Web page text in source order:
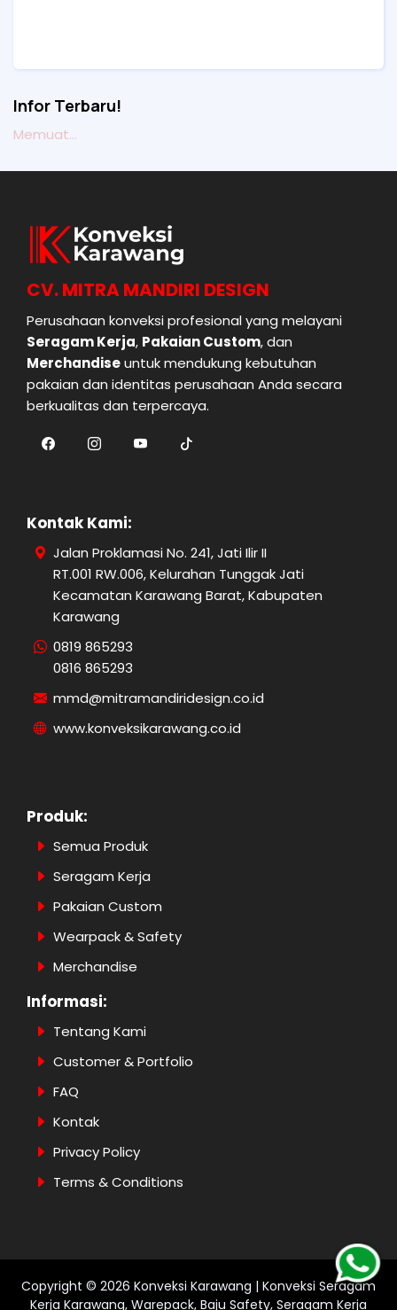
Infor Terbaru!
Memuat...
CV. MITRA MANDIRI DESIGN
Perusahaan konveksi profesional yang melayani
Seragam Kerja, Pakaian Custom, dan
Merchandiseuntuk mendukung kebutuhan
pakaian dan identitas perusahaan Anda secara
berkualitas dan terpercaya.
Kontak Kami:
Jalan Proklamasi No. 241, Jati Ilir II
RT.001 RW.006, Kelurahan Tunggak Jati
Kecamatan Karawang Barat, Kabupaten
Karawang
0819 865293
0816 865293
mmd@mitramandiridesign.co.id
www.konveksikarawang.co.id
Produk:
Semua Produk
Seragam Kerja
Pakaian Custom
Wearpack & Safety
Merchandise
Informasi:
Tentang Kami
Customer & Portfolio
FAQ
Kontak
Privacy Policy
Terms & Conditions
Copyright © 2026 Konveksi Karawang | Konveksi Seragam
Kerja Karawang, Warepack, Baju Safety, Seragam Kerja